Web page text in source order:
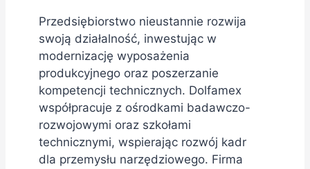
Przedsiębiorstwo nieustannie rozwija
swoją działalność, inwestując w
modernizację wyposażenia
produkcyjnego oraz poszerzanie
kompetencji technicznych. Dolfamex
współpracuje z ośrodkami badawczo-
rozwojowymi oraz szkołami
technicznymi, wspierając rozwój kadr
dla przemysłu narzędziowego. Firma